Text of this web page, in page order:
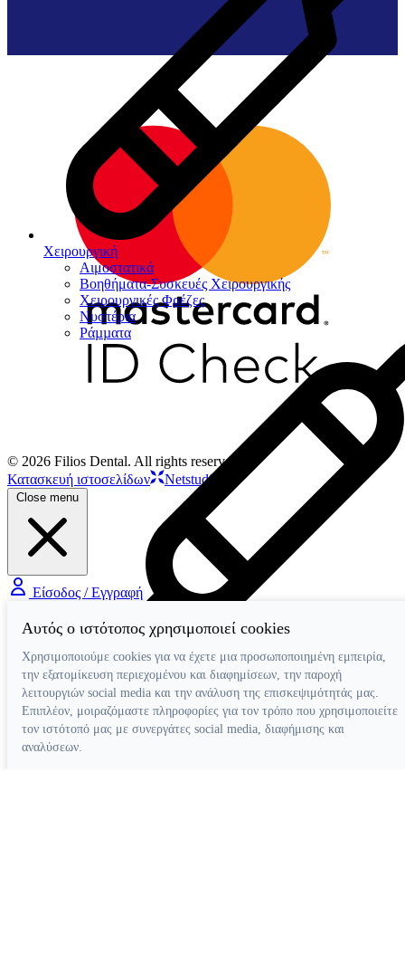
Χειρουργική
Αιμοστατικά
Βοηθήματα-Συσκευές Χειρουργικής
Χειρουργικές Φρέζες
Νυστέρια
Ράµµατα
Διάφορα Βοηθήματα
© 2026 Filios Dental. All rights reserved.
Κατασκευή ιστοσελίδων
Netstudio
Close menu
Είσοδος / Εγγραφή
Αυτός ο ιστότοπος χρησιμοποιεί cookies
Χρησιμοποιούμε cookies για να έχετε μια προσωποποιημένη εμπειρία,
την εξατομίκευση περιεχομένου και διαφημίσεων, την παροχή
λειτουργιών social media και την ανάλυση της επισκεψιμότητάς μας.
Επιπλέον, μοιραζόμαστε πληροφορίες για τον τρόπο που χρησιμοποιείτε
τον ιστότοπό μας με συνεργάτες social media, διαφήμισης και
αναλύσεων.